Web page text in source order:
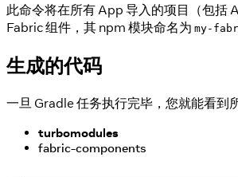
此命令将在所有 App 导入的项目（包括
Fabric 组件，其 npm 模块命名为 my-
生成的代码
一旦 Gradle 任务执行完毕，您就能看
turbomodules
fabric-components